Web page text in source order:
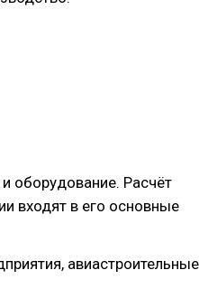
оборудование. Расчёт
входят в его основные
авиастроительные